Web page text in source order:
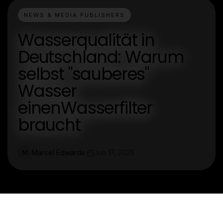
NEWS & MEDIA PUBLISHERS
Wasserqualität in
Deutschland: Warum
selbst "sauberes"
Wasser
einenWasserfilter
braucht